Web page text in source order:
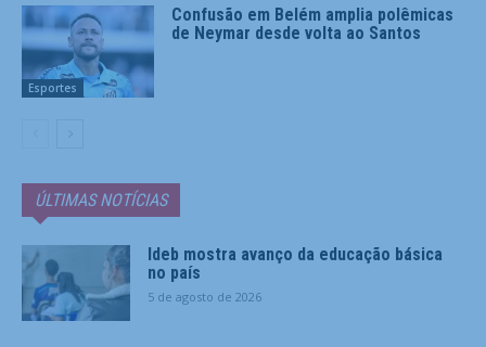
Esportes
Confusão em Belém amplia polêmicas
de Neymar desde volta ao Santos
ÚLTIMAS NOTÍCIAS
Ideb mostra avanço da educação básica
no país
5 de agosto de 2026